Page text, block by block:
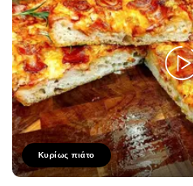
Κυρίως πιάτο